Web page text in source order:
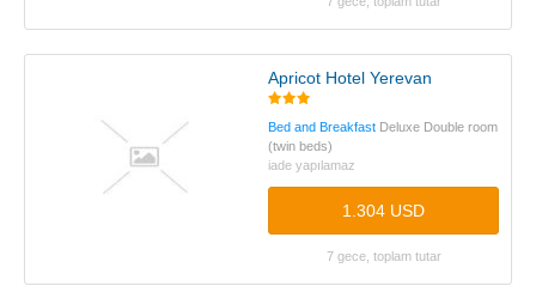
Apricot Hotel Yerevan
Bed and Breakfast Deluxe Double room
(twin beds)
iade yapılamaz
1.304 USD
7 gece, toplam tutar